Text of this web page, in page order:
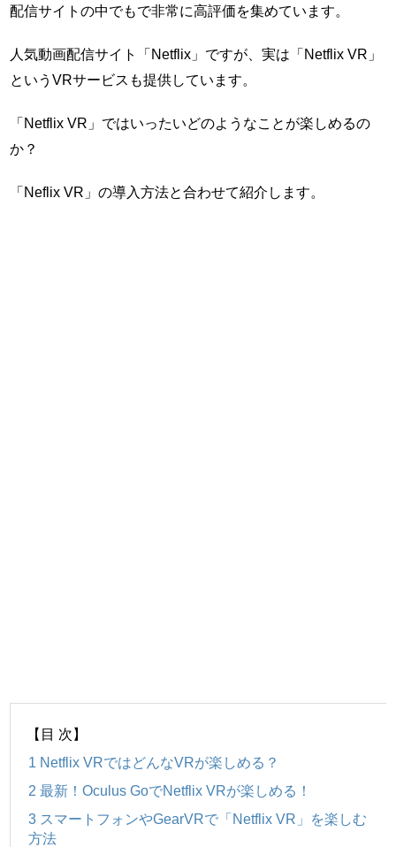
配信サイトの中でもで非常に高評価を集めています。
人気動画配信サイト「Netflix」ですが、実は「Netflix VR」
というVRサービスも提供しています。
「Netflix VR」ではいったいどのようなことが楽しめるの
か？
「Neflix VR」の導入方法と合わせて紹介します。
【目 次】
1 Netflix VRではどんなVRが楽しめる？
2 最新！Oculus GoでNetflix VRが楽しめる！
3 スマートフォンやGearVRで「Netflix VR」を楽しむ
方法